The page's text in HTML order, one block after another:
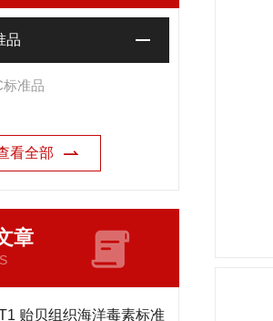
品
标准品
看全部
章
贻贝组织海洋毒素标准